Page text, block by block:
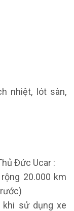
nhiệt, lót sàn,
Đức Ucar :
20.000 km
khi sử dụng xe